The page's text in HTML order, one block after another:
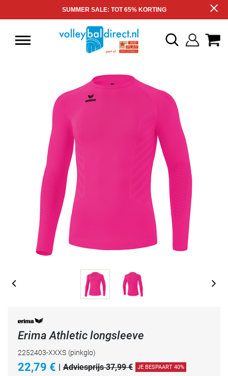
SUMMER SALE: TOT 65% KORTING
Erima Athletic longsleeve
2252403-XXXS (pinkglo)
22,79 € | Adviesprijs 37,99 € JE BESPAART 40%